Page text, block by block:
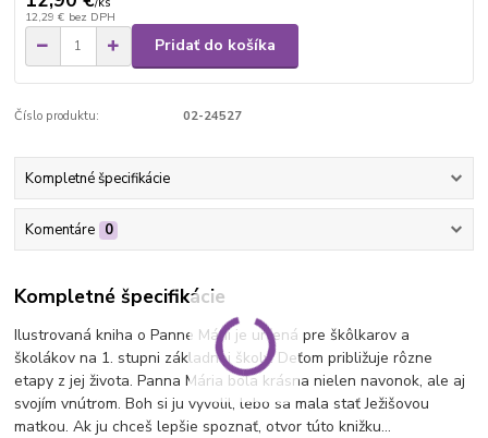
12,29 € bez DPH
Pridať do košíka
Číslo produktu: 02-24527
Kompletné špecifikácie
Komentáre 0
Kompletné špecifikácie
Ilustrovaná kniha o Panne Márii je určená pre škôlkarov a
školákov na 1. stupni základnej školy. Deťom približuje rôzne
etapy z jej života. Panna Mária bola krásna nielen navonok, ale aj
svojím vnútrom. Boh si ju vyvolil, lebo sa mala stať Ježišovou
matkou. Ak ju chceš lepšie spoznať, otvor túto knižku…